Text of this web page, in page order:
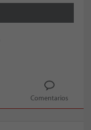
Comentarios